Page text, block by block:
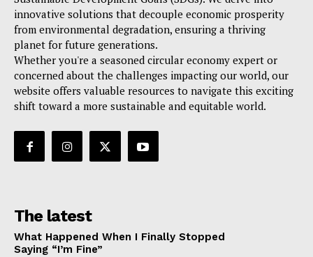
innovative solutions that decouple economic prosperity
from environmental degradation, ensuring a thriving
planet for future generations.
Whether you're a seasoned circular economy expert or
concerned about the challenges impacting our world, our
website offers valuable resources to navigate this exciting
shift toward a more sustainable and equitable world.
The latest
What Happened When I Finally Stopped
Saying “I’m Fine”